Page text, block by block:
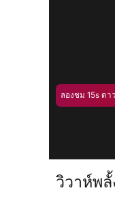
ลองชม 15s ดา
วิวาห์พ